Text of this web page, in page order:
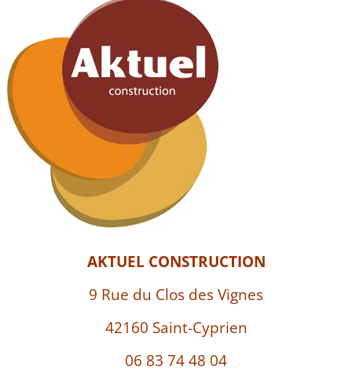
AKTUEL CONSTRUCTION
9 Rue du Clos des Vignes
42160 Saint-Cyprien
06 83 74 48 04